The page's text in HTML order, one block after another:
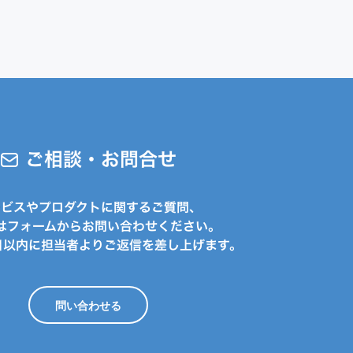
ご相談・お問合せ
スやプロダクトに関するご質問、
フォームからお問い合わせください。
内に担当者よりご返信を差し上げます。
問い合わせる